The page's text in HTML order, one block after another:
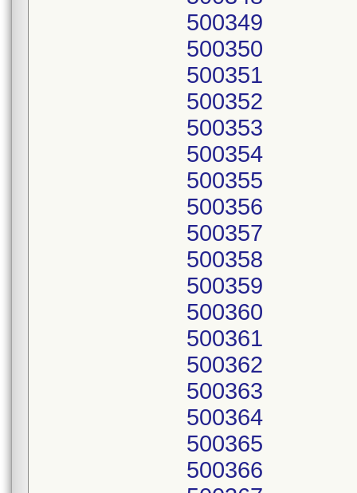
500349
500350
500351
500352
500353
500354
500355
500356
500357
500358
500359
500360
500361
500362
500363
500364
500365
500366